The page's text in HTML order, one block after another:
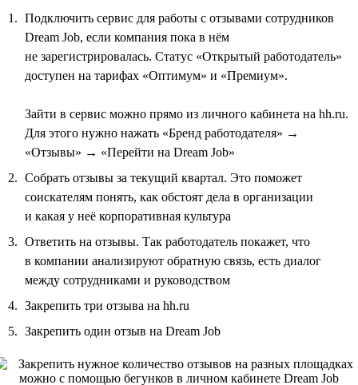
Подключить сервис для работы с отзывами сотрудников
Dream Job, если компания пока в нём
не зарегистрировалась. Статус «Открытый работодатель»
доступен на тарифах «Оптимум» и «Премиум».
Зайти в сервис можно прямо из личного кабинета на hh.ru.
Для этого нужно нажать «Бренд работодателя» →
«Отзывы» → «Перейти на Dream Job»
Собрать отзывы за текущий квартал. Это поможет
соискателям понять, как обстоят дела в организации
и какая у неё корпоративная культура
Ответить на отзывы. Так работодатель покажет, что
в компании анализируют обратную связь, есть диалог
между сотрудниками и руководством
Закрепить три отзыва на hh.ru
Закрепить один отзыв на Dream Job